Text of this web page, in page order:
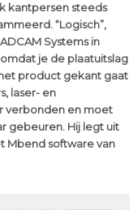
kantpersen steeds
“Logisch”,
Systems in
je de plaatuitslag
product gekant gaat
laser- en
verbonden en moet
gebeuren. Hij legt uit
Mbend software van